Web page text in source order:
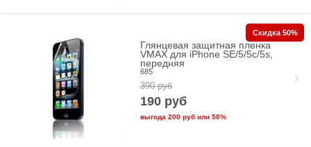
Глянцевая защитная пленка
VMAX для iPhone SE/5/5c/5s,
передняя
685
390 руб
190 руб
выгода 200 рубили 50%
Скидка 50%